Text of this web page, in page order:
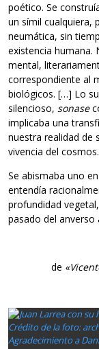
poético. Se
un símil cualquiera,
neumática, sin
existencia humana.
mental,
correspondiente al
biológicos. […] Lo
silencioso, sonase
implicaba una
nuestra realidad de
vivencia del
Se abismaba uno
entendía
profundidad
pasado del anverso
de